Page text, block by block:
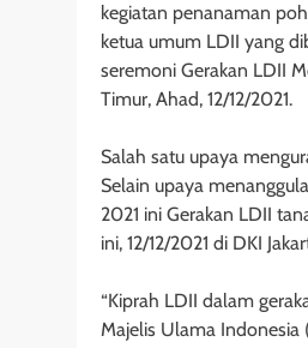
kegiatan penanaman
ketua umum LDII yang
seremoni Gerakan LDII
Timur, Ahad, 12/12/2021.
Salah satu upaya
Selain upaya
2021 ini Gerakan LDII
ini, 12/12/2021 di DKI
“Kiprah LDII dalam
Majelis Ulama Indonesia